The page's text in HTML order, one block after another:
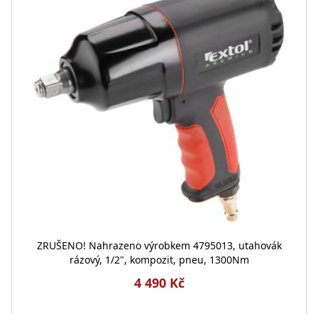
ZRUŠENO! Nahrazeno výrobkem 4795013, utahovák
rázový, 1/2", kompozit, pneu, 1300Nm
4 490 Kč